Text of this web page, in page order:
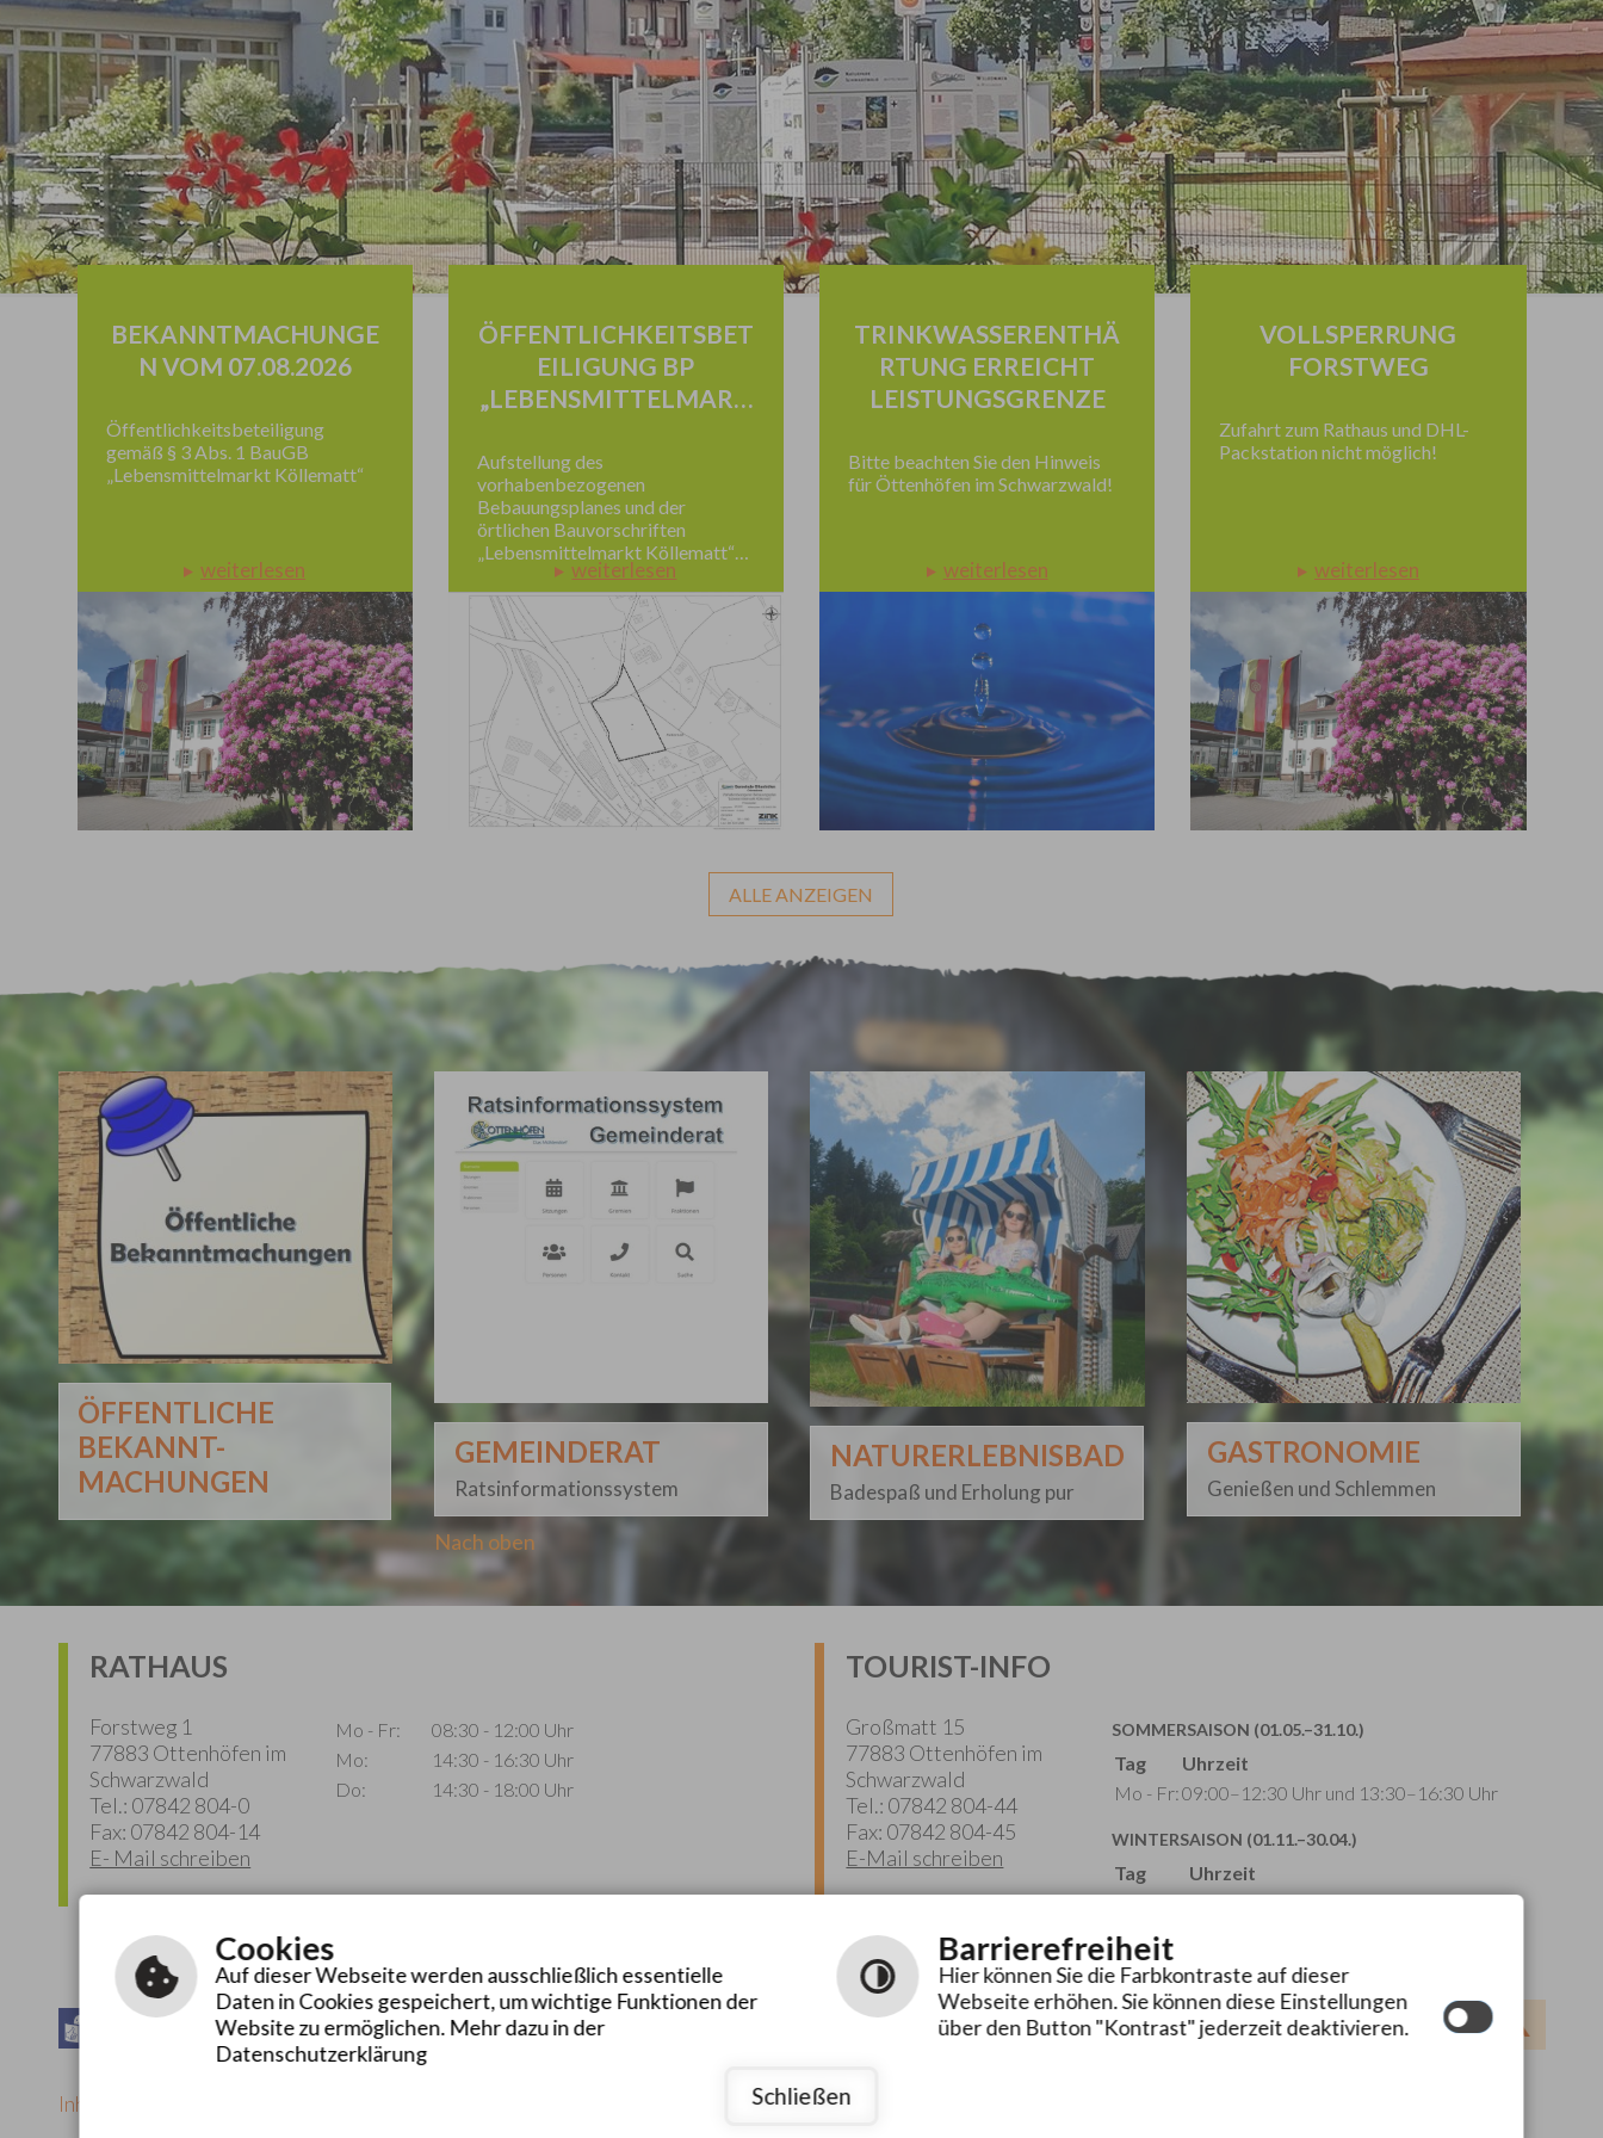
BEKANNTMACHUNGE
N VOM 07.08.2026
Öffentlichkeitsbeteiligung
gemäß § 3 Abs. 1 BauGB
„Lebensmittelmarkt Köllematt“
ÖFFENTLICHKEITSBET
EILIGUNG BP
„LEBENSMITTELMARK
Aufstellung des
vorhabenbezogenen
Bebauungsplanes und der
örtlichen Bauvorschriften
„Lebensmittelmarkt Köllematt“
und frühzeitige
Öffentlichkeitsbeteiligung
gemäß § 3 Abs. 1 BauGB
TRINKWASSERENTHÄ
RTUNG ERREICHT
LEISTUNGSGRENZE
Bitte beachten Sie den Hinweis
für Öttenhöfen im Schwarzwald!
VOLLSPERRUNG
FORSTWEG
Zufahrt zum Rathaus und DHL-
Packstation nicht möglich!
ALLE ANZEIGEN
ÖFFENTLICHE
BEKANNT-
MACHUNGEN
GEMEINDERAT
Ratsinformationssystem
Nach oben
NATURERLEBNISBAD
Badespaß und Erholung pur
GASTRONOMIE
Genießen und Schlemmen
RATHAUS
Forstweg 1
77883 Ottenhöfen im
Schwarzwald
Tel.: 07842 804-0
Fax: 07842 804-14
E- Mail schreiben
Mo - Fr:
08:30 - 12:00 Uhr
Mo:
14:30 - 16:30 Uhr
Do:
14:30 - 18:00 Uhr
TOURIST-INFO
Großmatt 15
77883 Ottenhöfen im
Schwarzwald
Tel.: 07842 804-44
Fax: 07842 804-45
E-Mail schreiben
SOMMERSAISON (01.05.–31.10.)
Tag
Uhrzeit
Mo - Fr:09:00–12:30 Uhr und 13:30–16:30 Uhr
WINTERSAISON (01.11.–30.04.)
Tag
Uhrzeit
Mo - Fr: 09:00–12:30 Uhr
Mo - Do:
Leichte Sprache Gebärdensprache
Inhalt
Cookies
Auf dieser Webseite werden ausschließlich essentielle
Daten in Cookies gespeichert, um wichtige Funktionen der
Website zu ermöglichen. Mehr dazu in der
Datenschutzerklärung
Barrierefreiheit
Hier können Sie die Farbkontraste auf dieser
Webseite erhöhen. Sie können diese Einstellungen
über den Button "Kontrast" jederzeit deaktivieren.
Schließen